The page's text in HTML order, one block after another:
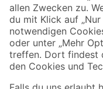
Jetzt die toom-App